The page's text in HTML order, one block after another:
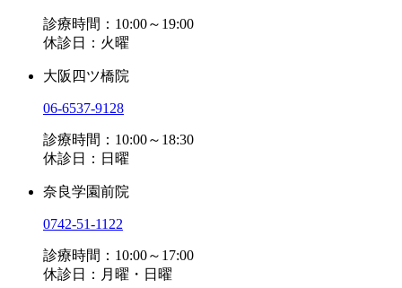
診療時間：10:00～19:00
休診日：火曜
大阪四ツ橋院
06-6537-9128
診療時間：10:00～18:30
休診日：日曜
奈良学園前院
0742-51-1122
診療時間：10:00～17:00
休診日：月曜・日曜